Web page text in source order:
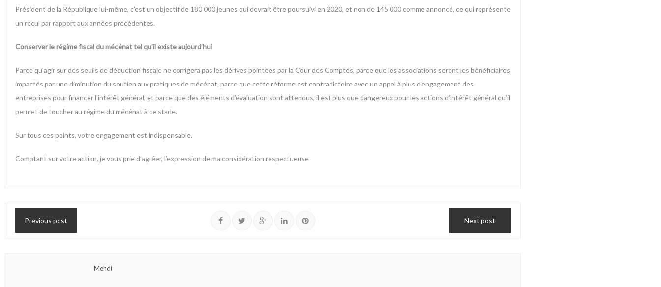
Président de la République lui-même, c’est un objectif de 180 000 jeunes qui devrait être poursuivi en 2020, et non de 145 000 comme annoncé, ce qui représente
un recul par rapport aux années précédentes.
Conserver le régime fiscal du mécénat tel qu’il existe aujourd’hui
Parce qu’agir sur des seuils de déduction fiscale ne corrigera pas les dérives pointées par la Cour des Comptes, parce que les associations seront les bénéficiaires
impactés par une diminution du soutien aux pratiques de mécénat, parce que cette réforme est contradictoire avec un appel à plus d’engagement des
entreprises pour financer l’intérêt général, et parce que des éléments d’évaluation sont attendus, il est plus que dangereux pour les actions d’intérêt général qu’il
permet de toucher au régime du mécénat à ce stade.
Sur tous ces points, votre engagement est indispensable.
Comptant sur votre action, je vous prie d’agréer, l’expression de ma considération respectueuse
Previous post Next post
Mehdi